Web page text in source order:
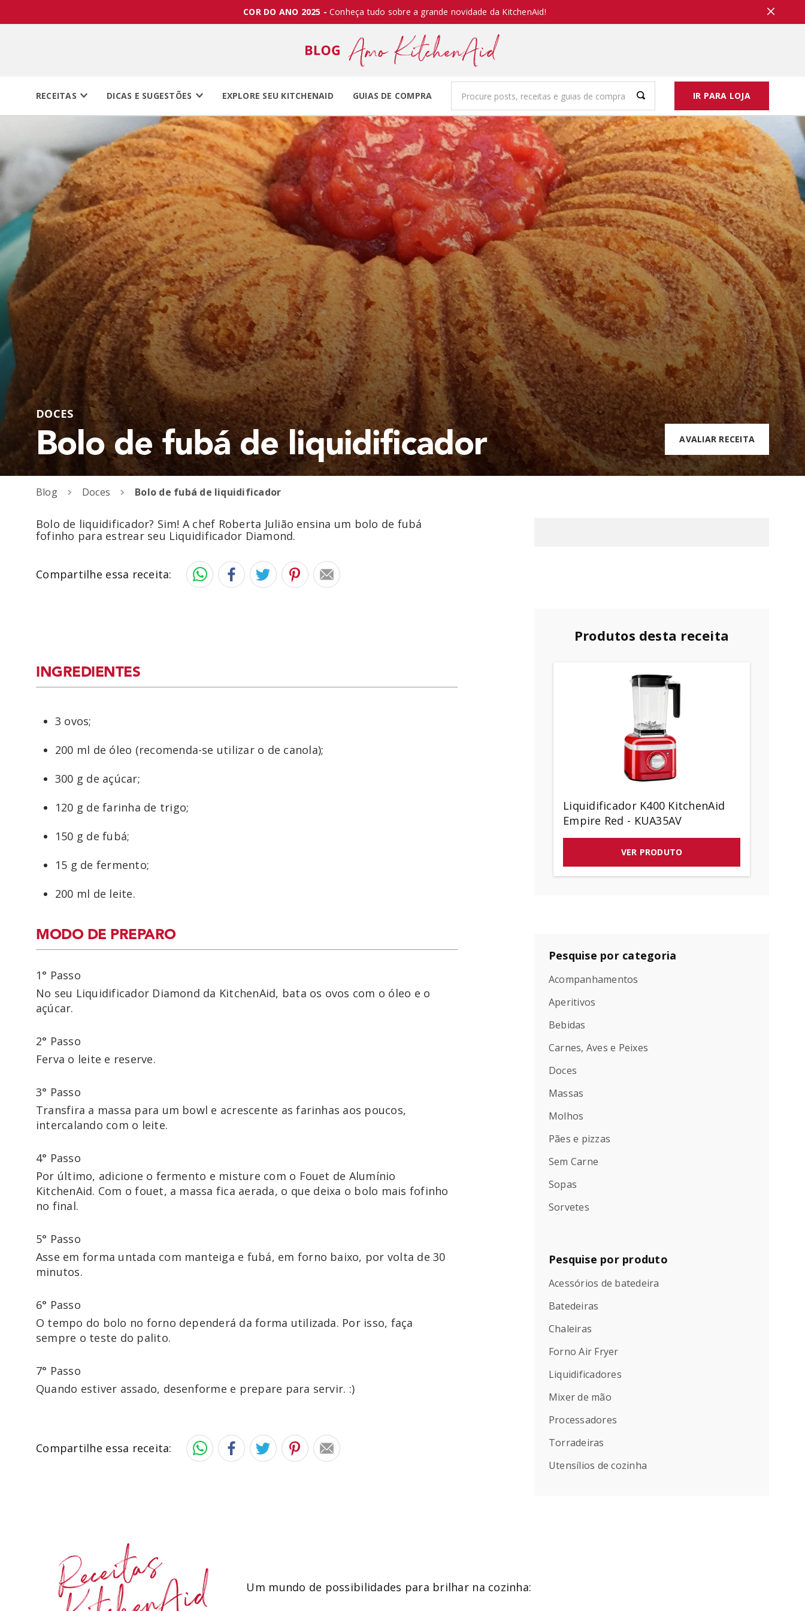
COR DO ANO 2025 - Conheça tudo sobre a grande novidade da KitchenAid!
RECEITAS DICAS E SUGESTÕES EXPLORE SEU KITCHENAID GUIAS DE COMPRA IR PARA LOJA
DOCES
Bolo de fubá de liquidificador AVALIAR RECEITA
Blog Doces Bolo de fubá de liquidificador
Bolo de liquidificador? Sim! A chef Roberta Julião ensina um bolo de fubá
fofinho para estrear seu Liquidificador Diamond.
Compartilhe essa receita:
INGREDIENTES
3 ovos;
200 ml de óleo (recomenda-se utilizar o de canola);
300 g de açúcar;
120 g de farinha de trigo;
150 g de fubá;
15 g de fermento;
200 ml de leite.
MODO DE PREPARO
1° Passo
No seu Liquidificador Diamond da KitchenAid, bata os ovos com o óleo e o
açúcar.
2° Passo
Ferva o leite e reserve.
3° Passo
Transfira a massa para um bowl e acrescente as farinhas aos poucos,
intercalando com o leite.
4° Passo
Por último, adicione o fermento e misture com o Fouet de Alumínio
KitchenAid. Com o fouet, a massa fica aerada, o que deixa o bolo mais fofinho
no final.
5° Passo
Asse em forma untada com manteiga e fubá, em forno baixo, por volta de 30
minutos.
6° Passo
O tempo do bolo no forno dependerá da forma utilizada. Por isso, faça
sempre o teste do palito.
7° Passo
Quando estiver assado, desenforme e prepare para servir. :)
Compartilhe essa receita:
Produtos desta receita
Liquidificador K400 KitchenAid
Empire Red - KUA35AV
VER PRODUTO
Pesquise por categoria
Acompanhamentos
Aperitivos
Bebidas
Carnes, Aves e Peixes
Doces
Massas
Molhos
Pães e pizzas
Sem Carne
Sopas
Sorvetes
Pesquise por produto
Acessórios de batedeira
Batedeiras
Chaleiras
Forno Air Fryer
Liquidificadores
Mixer de mão
Processadores
Torradeiras
Utensílios de cozinha
Receitas Um mundo de possibilidades para brilhar na cozinha: